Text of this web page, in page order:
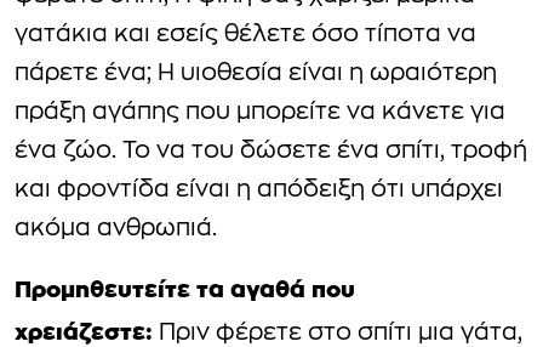
γατάκια και εσείς θέλετε όσο τίποτα να
πάρετε ένα; Η υιοθεσία είναι η ωραιότερη
πράξη αγάπης που μπορείτε να κάνετε για
ένα ζώο. Το να του δώσετε ένα σπίτι, τροφή
και φροντίδα είναι η απόδειξη ότι υπάρχει
ακόμα ανθρωπιά.
Προμηθευτείτε τα αγαθά που
χρειάζεστε: Πριν φέρετε στο σπίτι μια γάτα,